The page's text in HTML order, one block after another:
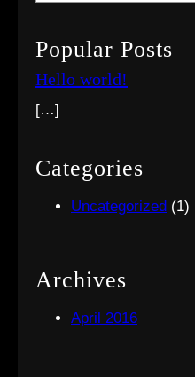
c
h
Popular Posts
Hello world!
[…]
Categories
Uncategorized (1)
Archives
April 2016